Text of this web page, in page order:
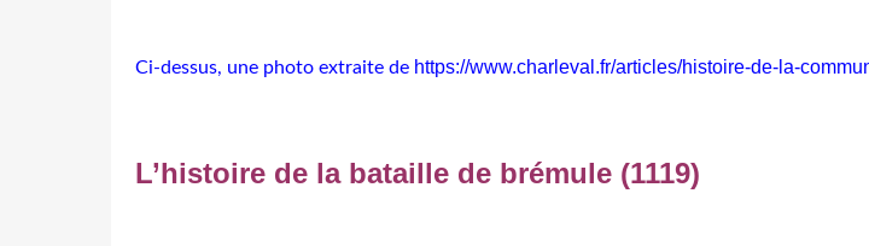
Ci-dessus, une photo extraite de https://www.charleval.fr/articles/histoire-de-la-
L’histoire de la bataille de brémule (1119)